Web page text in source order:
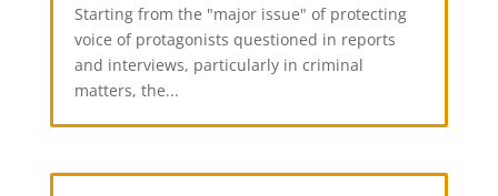
Starting from the "major issue" of protecting
voice of protagonists questioned in reports
and interviews, particularly in criminal
matters, the...